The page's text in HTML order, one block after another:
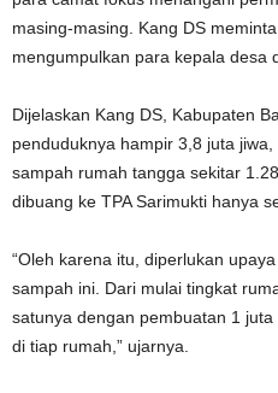
masing-masing. Kang DS
mengumpulkan para kepala desa
Dijelaskan Kang DS, Kabupaten
penduduknya hampir 3,8 juta
sampah rumah tangga sekitar
dibuang ke TPA Sarimukti hanya
“Oleh karena itu, diperlukan
sampah ini. Dari mulai tingkat
satunya dengan pembuatan 1
di tiap rumah,” ujarnya.